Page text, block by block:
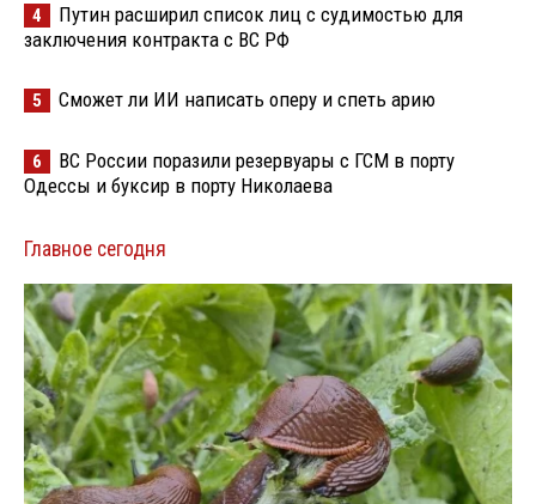
4
Путин расширил список лиц с судимостью для
заключения контракта с ВС РФ
5 Сможет ли ИИ написать оперу и спеть арию
6
ВС России поразили резервуары с ГСМ в порту
Одессы и буксир в порту Николаева
Главное сегодня